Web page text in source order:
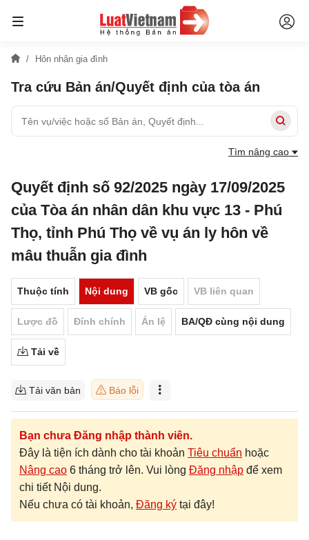
Hôn nhân gia đình
Tra cứu Bản án/Quyết định của tòa án
Tìm nâng cao
Quyết định số 92/2025 ngày 17/09/2025
của Tòa án nhân dân khu vực 13 - Phú
Thọ, tỉnh Phú Thọ về vụ án ly hôn về
mâu thuẫn gia đình
Thuộc tính Nội dung VB gốc VB liên quan
Lược đồ Đính chính Án lệ BA/QĐ cùng nội dung
Tải về
Tải văn bản Báo lỗi
Bạn chưa Đăng nhập thành viên.
Đây là tiện ích dành cho tài khoản Tiêu chuẩn hoặc
Nâng cao 6 tháng trở lên. Vui lòng Đăng nhập để xem
chi tiết Nội dung.
Nếu chưa có tài khoản, Đăng ký tại đây!